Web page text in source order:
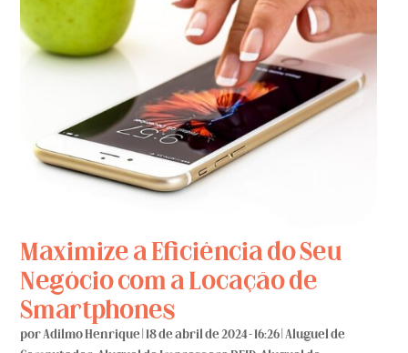
Maximize a Eficiência do Seu
Negócio com a Locação de
Smartphones
porAdilmo Henrique 18 de abril de 2024 - 16:26 |Aluguel de